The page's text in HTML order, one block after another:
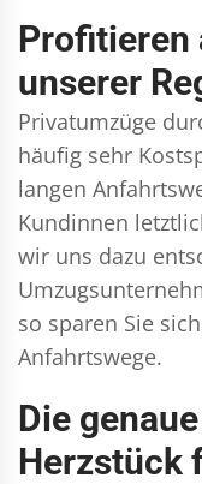
Profitieren
unserer
Privatumzüge
häufig sehr
langen
Kundinnen
wir uns dazu
so sparen Sie
Anfahrtswege.
Die
Herzstück